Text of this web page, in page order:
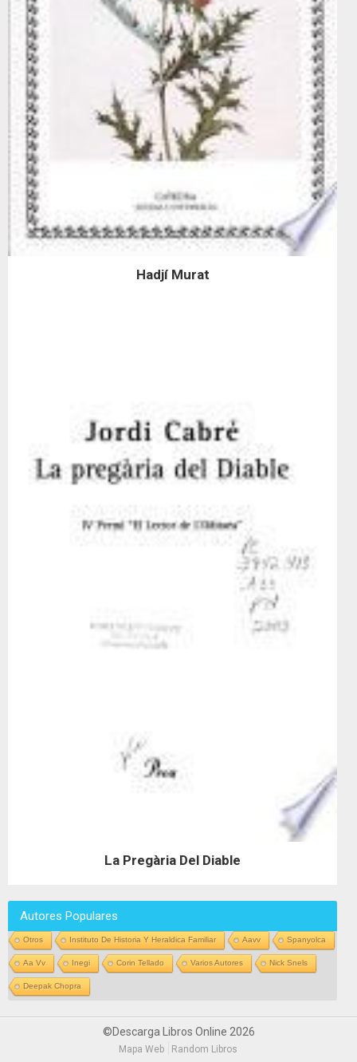
Hadjí Murat
La Pregària Del Diable
Autores Populares
Otros Instituto De Historia Y Heraldica Familiar Aavv Spanyolca
Aa Vv Inegi Corin Tellado Varios Autores Nick Snels
Deepak Chopra
©Descarga Libros Online 2026
Mapa Web Random Libros